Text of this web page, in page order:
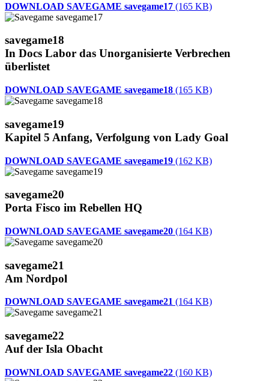
DOWNLOAD SAVEGAME savegame17 (165 KB)
savegame18
In Docs Labor das Unorganisierte Verbrechen
überlistet
DOWNLOAD SAVEGAME savegame18 (165 KB)
savegame19
Kapitel 5 Anfang, Verfolgung von Lady Goal
DOWNLOAD SAVEGAME savegame19 (162 KB)
savegame20
Porta Fisco im Rebellen HQ
DOWNLOAD SAVEGAME savegame20 (164 KB)
savegame21
Am Nordpol
DOWNLOAD SAVEGAME savegame21 (164 KB)
savegame22
Auf der Isla Obacht
DOWNLOAD SAVEGAME savegame22 (160 KB)